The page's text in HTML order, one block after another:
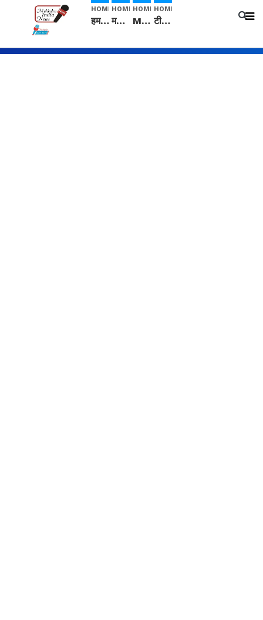
HOME
हम सनातनी..." सांसद kangana Ranaut से क्या बोली लड़की? Viral Jantar-Mantar | CJP protest
HOME
मनीषा हत्याकांड: हत्या, आत्महत्या या कोई बड़ा राज? | Full Story | Josh Haryana
HOME
Mangalsutra: हिंदू धर्म में शादी के बाद मंगलसूत्र क्यों पहनती है महिलाएं, किसने शुरु की ये परंपरा
HOME
टीम बीकेई ने एग्रीकल्चर ग्रेड की यूरिया खाद गट्टों में बदलकर टेक्निकल ग्रेड में बेचने वालों पर करवाई कार्रवाई: लखविंदर सिंह औलख